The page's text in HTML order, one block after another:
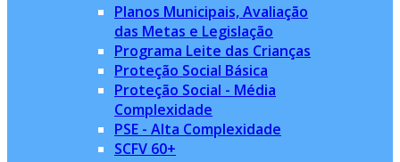
Planos Municipais, Avaliação
das Metas e Legislação
Programa Leite das Crianças
Proteção Social Básica
Proteção Social - Média
Complexidade
PSE - Alta Complexidade
SCFV 60+